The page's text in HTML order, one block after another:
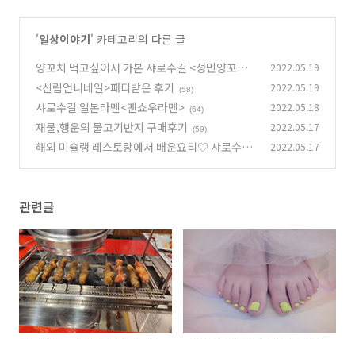
'일상이야기' 카테고리의 다른 글
양꼬치 먹고싶어서 가본 샤로수길 <성민양꼬치>
(64)
2022.05.19
<신림언니네일>패디받은 후기 (58) 2022.05.19
샤로수길 일본라멘<멘쇼우라멘> (64) 2022.05.18
재물,행운의 물고기반지 구매후기 (59) 2022.05.17
해외 미슐랭 레스토랑에서 배운요리♡ 샤로수길
2022.05.17
관련글